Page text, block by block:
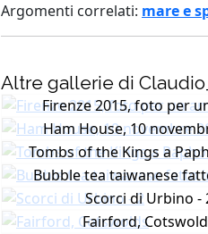
Argomenti correlati: mare e
Altre gallerie di
Firenze 2015, foto per
Ham House, 10
Tombs of the Kings a
Bubble tea taiwanese
Scorci di Urbino -
Fairford,